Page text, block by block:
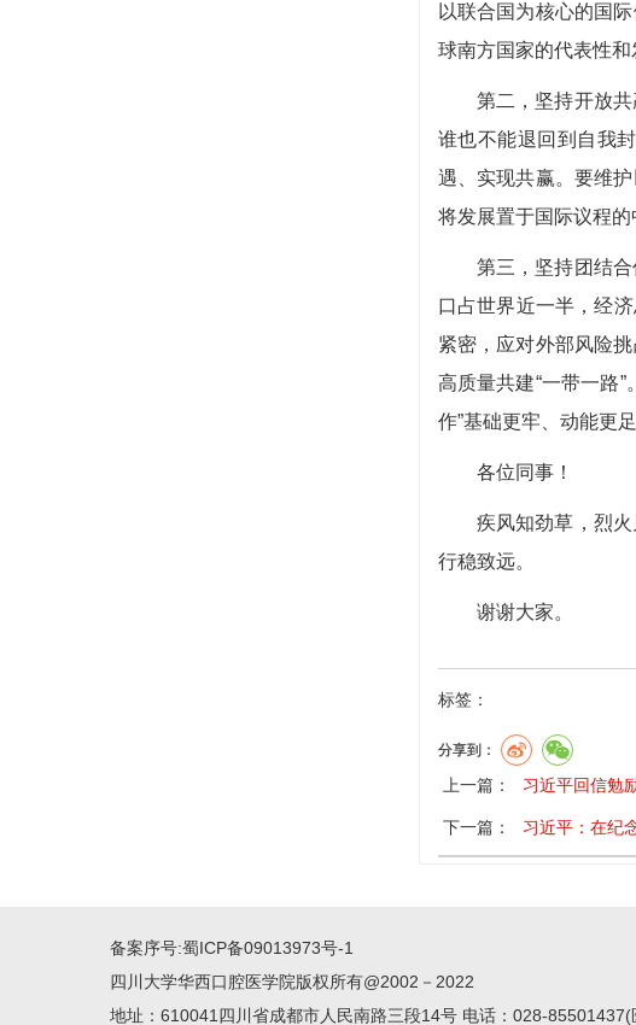
以联合国为核心的国
球南方国家的代表性
第二，坚持开放
谁也不能退回到自我
遇、实现共赢。要维
将发展置于国际议程
第三，坚持团结
口占世界近一半，经
紧密，应对外部风险
高质量共建“一带一路
作”基础更牢、动能更
各位同事！
疾风知劲草，烈
行稳致远。
谢谢大家。
标签：
分享到：
上一篇： 习近平回信勉
下一篇： 习近平：在纪
备案序号:蜀ICP备09013973号-1
四川大学华西口腔医学院版权所有@2002－2022
地址：610041四川省成都市人民南路三段14号 电话：028-